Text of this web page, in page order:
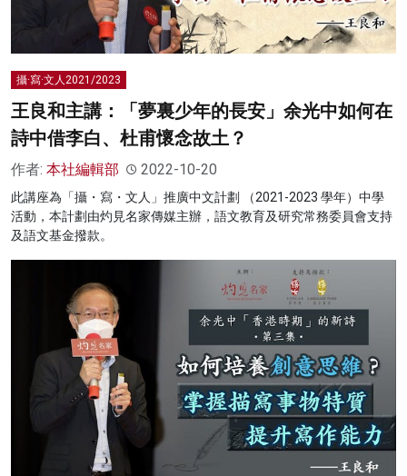
攝·寫·文人2021/2023
王良和主講：「夢裏少年的長安」余光中如何在
詩中借李白、杜甫懷念故土？
作者: 本社編輯部 2022-10-20
此講座為「攝・寫・文人」推廣中文計劃 （2021-2023 學年）中學
活動，本計劃由灼見名家傳媒主辦，語文教育及研究常務委員會支持
及語文基金撥款。